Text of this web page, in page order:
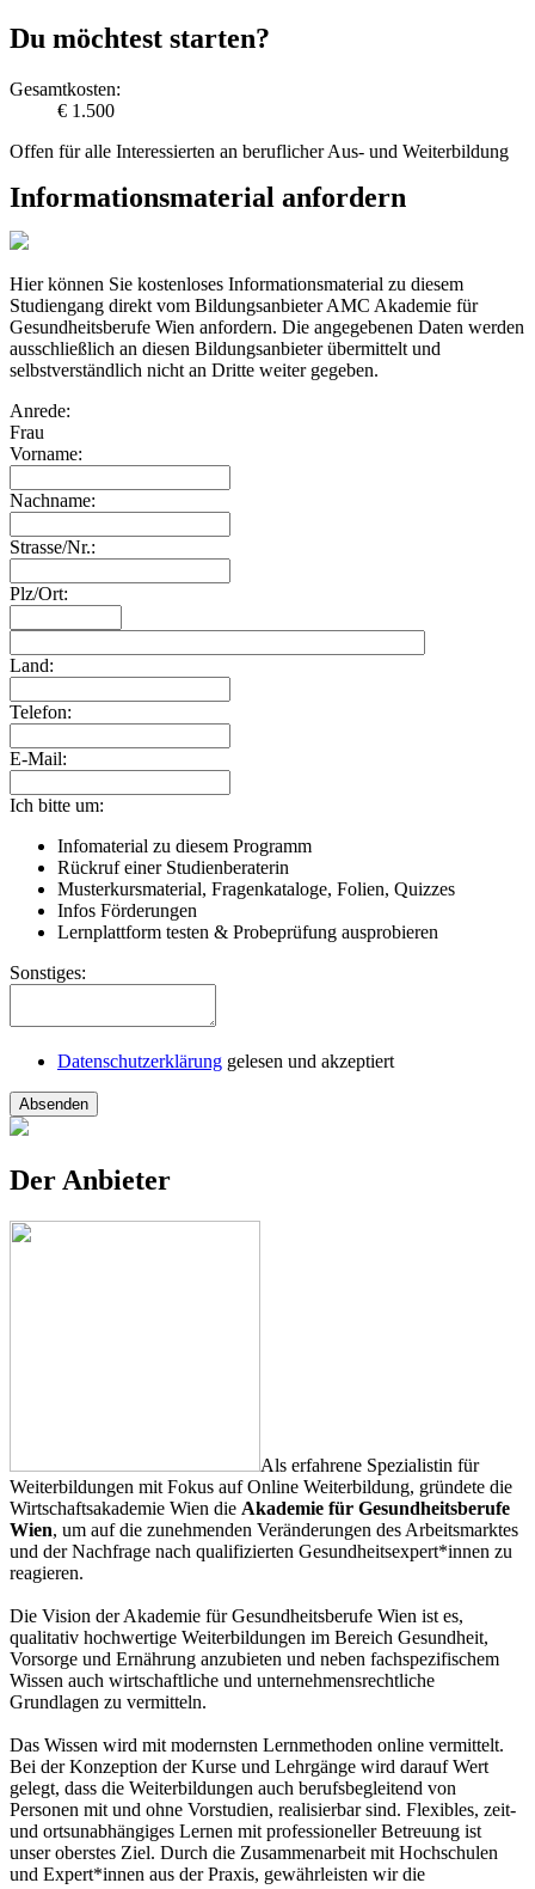
Du möchtest starten?
Gesamtkosten:
€ 1.500
Offen für alle Interessierten an beruflicher Aus- und Weiterbildung
Informationsmaterial anfordern
Hier können Sie kostenloses Informationsmaterial zu diesem
Studiengang direkt vom Bildungsanbieter AMC Akademie für
Gesundheitsberufe Wien anfordern. Die angegebenen Daten werden
ausschließlich an diesen Bildungsanbieter übermittelt und
selbstverständlich nicht an Dritte weiter gegeben.
Anrede:
Frau
Vorname:
Nachname:
Strasse/Nr.:
Plz/Ort:
Land:
Telefon:
E-Mail:
Ich bitte um:
Infomaterial zu diesem Programm
Rückruf einer Studienberaterin
Musterkursmaterial, Fragenkataloge, Folien, Quizzes
Infos Förderungen
Lernplattform testen & Probeprüfung ausprobieren
Sonstiges:
Datenschutzerklärung gelesen und akzeptiert
Absenden
Der Anbieter
Als erfahrene Spezialistin für
Weiterbildungen mit Fokus auf Online Weiterbildung, gründete die
Wirtschaftsakademie Wien die Akademie für Gesundheitsberufe
Wien, um auf die zunehmenden Veränderungen des Arbeitsmarktes
und der Nachfrage nach qualifizierten Gesundheitsexpert*innen zu
reagieren.
Die Vision der Akademie für Gesundheitsberufe Wien ist es,
qualitativ hochwertige Weiterbildungen im Bereich Gesundheit,
Vorsorge und Ernährung anzubieten und neben fachspezifischem
Wissen auch wirtschaftliche und unternehmensrechtliche
Grundlagen zu vermitteln.
Das Wissen wird mit modernsten Lernmethoden online vermittelt.
Bei der Konzeption der Kurse und Lehrgänge wird darauf Wert
gelegt, dass die Weiterbildungen auch berufsbegleitend von
Personen mit und ohne Vorstudien, realisierbar sind. Flexibles, zeit-
und ortsunabhängiges Lernen mit professioneller Betreuung ist
unser oberstes Ziel. Durch die Zusammenarbeit mit Hochschulen
und Expert*innen aus der Praxis, gewährleisten wir die